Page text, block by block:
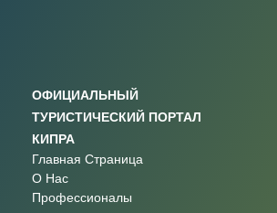
ОФИЦИАЛЬНЫЙ
ТУРИСТИЧЕСКИЙ ПОРТАЛ
КИПРА
Главная Страница
О Нас
Профессионалы